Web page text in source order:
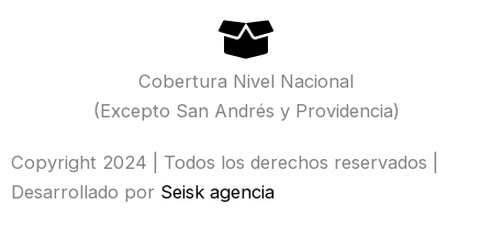
-
f
r
m
b
e
t
o
k
Cobertura Nivel Nacional
(Excepto San Andrés y Providencia)
Copyright 2024 | Todos los derechos reservados |
Desarrollado por Seisk agencia